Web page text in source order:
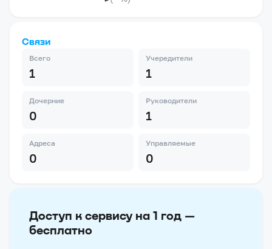
Связи
Всего
1
Учередители
1
Дочерние
0
Руководители
1
Адреса
0
Управляемые
0
Доступ к сервису на 1 год —
бесплатно